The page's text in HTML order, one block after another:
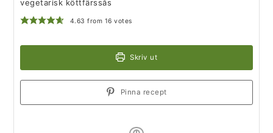
vegetarisk köttfärssås
4.63 from 16 votes
Skriv ut
Pinna recept